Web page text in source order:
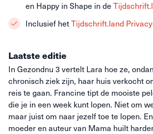
Laatste editie
In Gezondnu 3 vertelt Lara hoe ze,
chronisch ziek zijn, haar huis verkocht
reis te gaan. Francine tipt de mooiste
die je in een week kunt lopen. Niet om
maar juist om naar jezelf toe te lopen.
moeder en auteur van Mama huilt
en Happy in Shape in de
Inclusief hetTijdschrift.land